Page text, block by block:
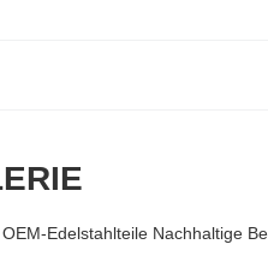
Edelstahlteile Nachhaltige